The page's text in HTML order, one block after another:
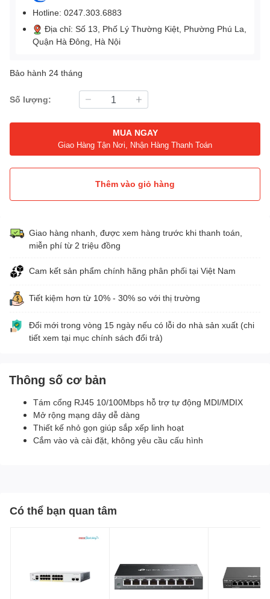
Hotline: 0247.303.6883
Địa chỉ: Số 13, Phố Lý Thường Kiệt, Phường Phú La,
Quận Hà Đông, Hà Nội
Bảo hành 24 tháng
Số lượng:
MUA NGAY
Giao Hàng Tận Nơi, Nhận Hàng Thanh Toán
Thêm vào giỏ hàng
Giao hàng nhanh, được xem hàng trước khi thanh toán,
miễn phí từ 2 triệu đồng
Cam kết sản phẩm chính hãng phân phối tại Việt Nam
Tiết kiệm hơn từ 10% - 30% so với thị trường
Đổi mới trong vòng 15 ngày nếu có lỗi do nhà sản xuất (chi
tiết xem tại mục chính sách đổi trả)
Thông số cơ bản
Tám cổng RJ45 10/100Mbps hỗ trợ tự động MDI/MDIX
Mở rộng mạng dây dễ dàng
Thiết kế nhỏ gọn giúp sắp xếp linh hoạt
Cắm vào và cài đặt, không yêu cầu cấu hình
Có thể bạn quan tâm